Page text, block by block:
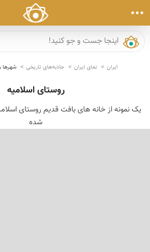
ایران نمای ایران جاذبه‌های تاریخی شهرها
روستای اسلامیه
یک نمونه از خانه های بافت قدیم روستای
شده